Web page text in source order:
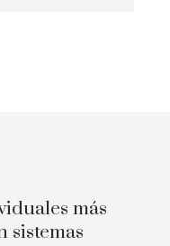
más
sistemas